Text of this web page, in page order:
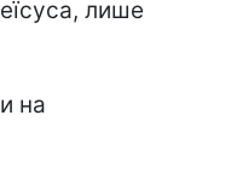
лише
на